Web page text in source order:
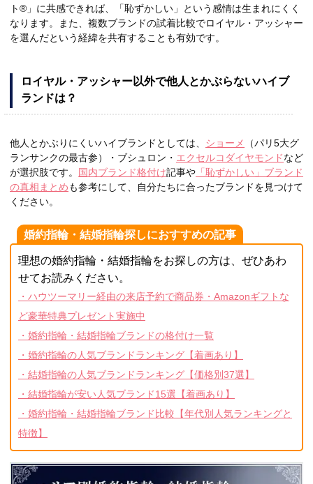
ト®」に共感できれば、「恥ずかしい」という感情は生まれにくく
なります。また、複数ブランドの試着比較でロイヤル・アッシャー
を選んだという経緯を共有することも有効です。
ロイヤル・アッシャー以外で他人とかぶらないハイブ
ランドは？
他人とかぶりにくいハイブランドとしては、 ショーメ
（パリ5大グ
ランサンクの最古参）・ブシュロン・ エクセルコダイヤモンドなど
が選択肢です。
国内ブランド格付け記事や 「恥ずかしい」ブランド
の真相まとめも参考にして、自分たちに合ったブランドを見つけて
ください。
婚約指輪・結婚指輪探しにおすすめの記事
理想の婚約指輪・結婚指輪をお探しの方は、ぜひあわ
せてお読みください。
・ハウツーマリー経由の来店予約で商品券・Amazonギフトな
ど豪華特典プレゼント実施中
・婚約指輪・結婚指輪ブランドの格付け一覧
・婚約指輪の人気ブランドランキング【着画あり】
・結婚指輪の人気ブランドランキング【価格別37選】
・結婚指輪が安い人気ブランド15選【着画あり】
・婚約指輪・結婚指輪ブランド比較【年代別人気ランキングと
特徴】